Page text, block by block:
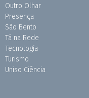
Outro Olhar
Presença
São Bento
Tá na Rede
Tecnologia
Turismo
Uniso Ciência